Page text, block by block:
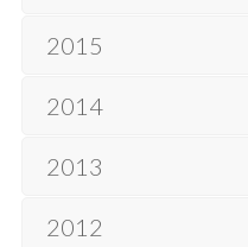
2015
2014
2013
2012